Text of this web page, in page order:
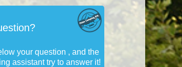
your question , and the
assistant try to answer it!